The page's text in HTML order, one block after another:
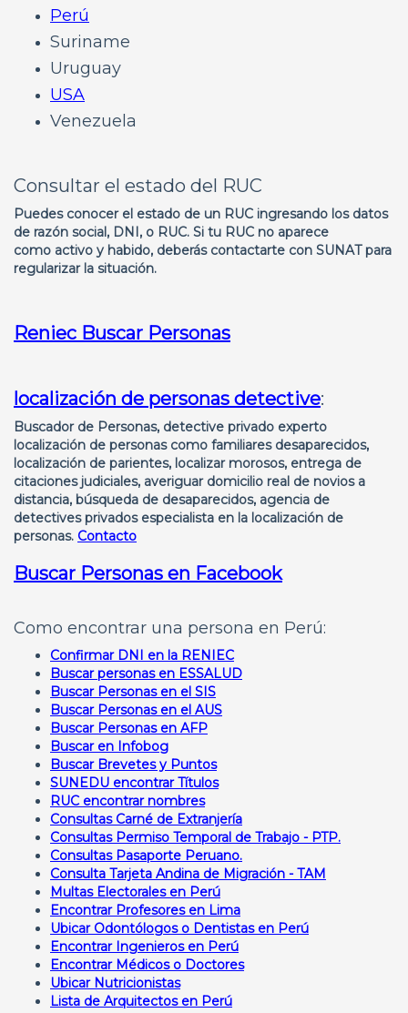
Perú
Suriname
Uruguay
USA
Venezuela
Consultar el estado del RUC
Puedes conocer el estado de un RUC ingresando los datos
de razón social, DNI, o RUC. Si tu RUC no aparece
como activo y habido, deberás contactarte con SUNAT para
regularizar la situación.
Reniec Buscar Personas
localización de personas detective:
Buscador de Personas, detective privado experto
localización de personas como familiares desaparecidos,
localización de parientes, localizar morosos, entrega de
citaciones judiciales, averiguar domicilio real de novios a
distancia, búsqueda de desaparecidos, agencia de
detectives privados especialista en la localización de
personas. Contacto
Buscar Personas en Facebook
Como encontrar una persona en Perú:
Confirmar DNI en la RENIEC
Buscar personas en ESSALUD
Buscar Personas en el SIS
Buscar Personas en el AUS
Buscar Personas en AFP
Buscar en Infobog
Buscar Brevetes y Puntos
SUNEDU encontrar Títulos
RUC encontrar nombres
Consultas Carné de Extranjería
Consultas Permiso Temporal de Trabajo - PTP.
Consultas Pasaporte Peruano.
Consulta Tarjeta Andina de Migración - TAM
Multas Electorales en Perú
Encontrar Profesores en Lima
Ubicar Odontólogos o Dentistas en Perú
Encontrar Ingenieros en Perú
Encontrar Médicos o Doctores
Ubicar Nutricionistas
Lista de Arquitectos en Perú